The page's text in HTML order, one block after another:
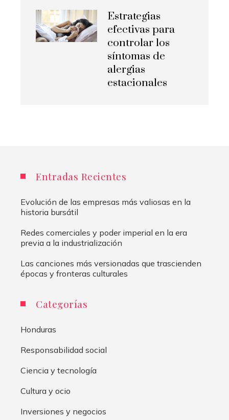
Estrategias
efectivas para
controlar los
síntomas de
alergias
estacionales
Entradas Recientes
Evolución de las empresas más valiosas en la
historia bursátil
Redes comerciales y poder imperial en la era
previa a la industrialización
Las canciones más versionadas que trascienden
épocas y fronteras culturales
Categorías
Honduras
Responsabilidad social
Ciencia y tecnología
Cultura y ocio
Inversiones y negocios